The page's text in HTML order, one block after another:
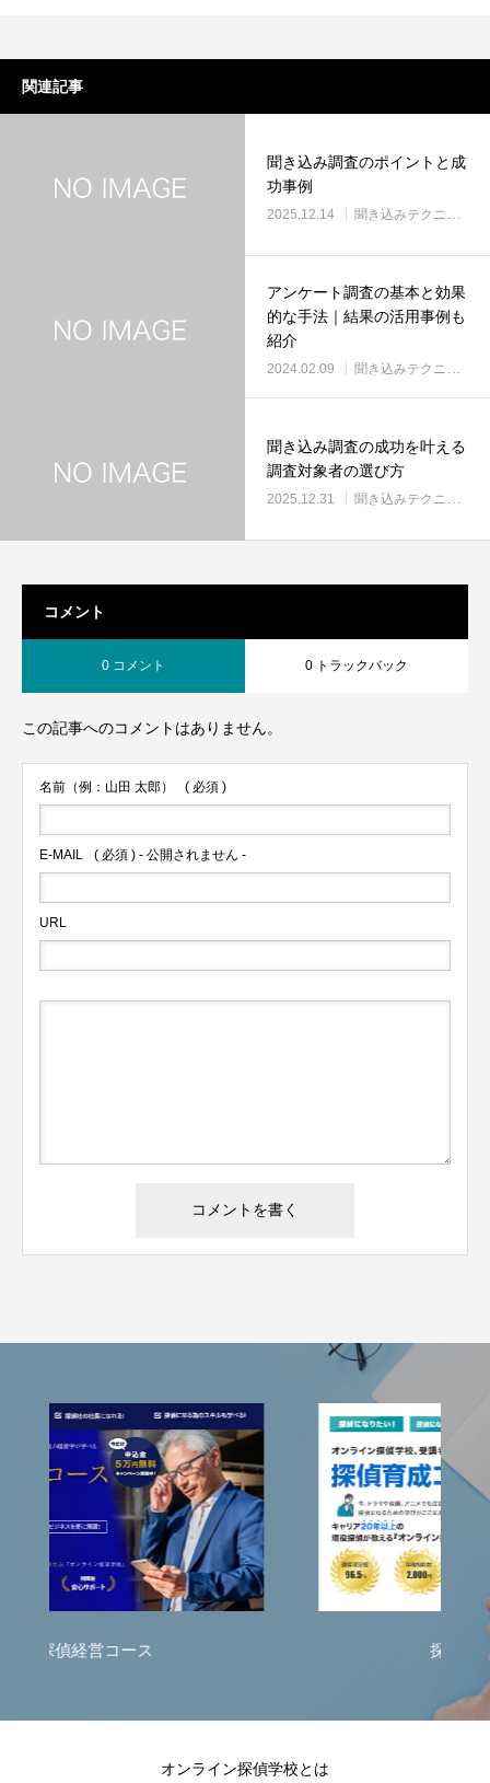
関連記事
聞き込み調査のポイントと成
功事例
2025.12.14 聞き込みテクニック
アンケート調査の基本と効果
的な手法｜結果の活用事例も
紹介
2024.02.09 聞き込みテクニック
聞き込み調査の成功を叶える
調査対象者の選び方
2025.12.31 聞き込みテクニック
コメント
0 コメント 0 トラックバック
この記事へのコメントはありません。
名前（例：山田 太郎） ( 必須 )
E-MAIL ( 必須 ) - 公開されません -
URL
オンライン探偵学校とは